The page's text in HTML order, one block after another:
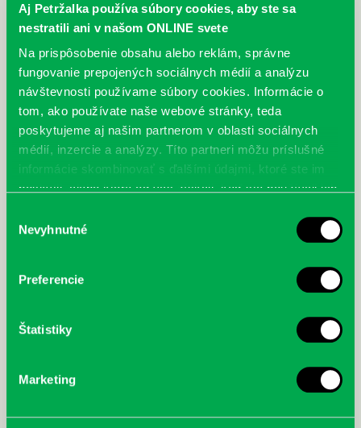
Aj Petržalka používa súbory cookies, aby ste sa
nestratili ani v našom ONLINE svete
Na prispôsobenie obsahu alebo reklám, správne
fungovanie prepojených sociálnych médií a analýzu
návštevnosti používame súbory cookies. Informácie o
tom, ako používate naše webové stránky, teda
poskytujeme aj našim partnerom v oblasti sociálnych
médií, inzercie a analýzy. Títo partneri môžu príslušné
informácie skombinovať s ďalšími údajmi, ktoré ste im
poskytli, alebo ktoré od vás získali, keď ste používali ich
súhlasu
Nevyhnutné
Preferencie
Štatistiky
Marketing
Najbližšie podujatia
Čítame ušami. Audioknihy v
ponuke petržalskej knižnice
Každý deň
Máme skvelé správy pre všetkých milovníkov kníh a príbehov!
papierové knihy a e-knihy, a...
DNES
Výdajný knižný box dostupný 24/7
Každý deň
vchode do Petržalskej plavárne na Tupolevovej 7B a jeho obsluha
je užívateľsky veľmi jednodu...